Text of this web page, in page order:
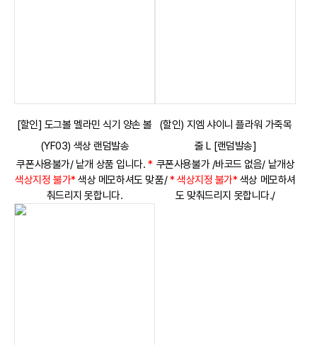
[할인] 도그볼 멜라민 식기 양손 볼
(YF03) 색상 랜덤발송
쿠폰사용불가/ 낱개 상품 입니다. *
색상지정 불가*색상 메모하셔도 맞
춰드리지 못합니다.
(할인) 지엠 샤이니 플라워 가죽목
줄 L [랜덤발송]
쿠폰사용불가 /바코드 없음/ 낱개상
품/* 색상지정 불가*색상 메모하셔
도 맞춰드리지 못합니다./